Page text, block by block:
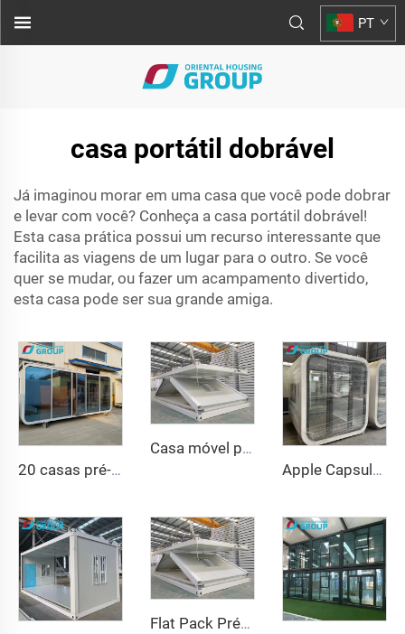
PT
casa portátil dobrável
Já imaginou morar em uma casa que você pode dobrar
e levar com você? Conheça a casa portátil dobrável!
Esta casa prática possui um recurso interessante que
facilita as viagens de um lugar para o outro. Se você
quer se mudar, ou fazer um acampamento divertido,
esta casa pode ser sua grande amiga.
20 casas pré-fabricadas modulares de 40 pés, contêineres, escritório, casa portátil, cabine móvel, Apple
Casa móvel pré-fabricada de alta qualidade, dobrável, destacável, tipo Z, casa de contêiner dobrável para acampamento de mineração e escritório
Apple Capsule Cabine pequena, casinha de acampamento minúscula
Flat Pack Pré-fabricado Rápido Dobrável Portátil Modular 20 pés 40 pés Dobrável Móvel Container Casas Pequenas